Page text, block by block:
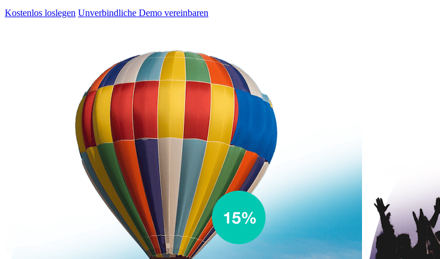
Kostenlos loslegen Unverbindliche Demo vereinbaren